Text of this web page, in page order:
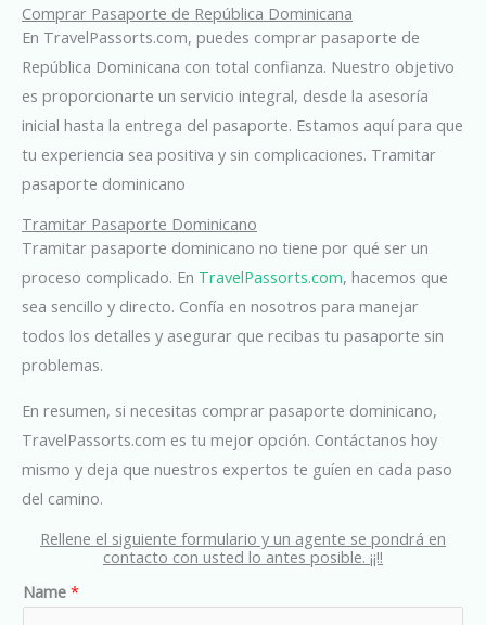
Comprar Pasaporte de República Dominicana
En TravelPassorts.com, puedes comprar pasaporte de
República Dominicana con total confianza. Nuestro objetivo
es proporcionarte un servicio integral, desde la asesoría
inicial hasta la entrega del pasaporte. Estamos aquí para que
tu experiencia sea positiva y sin complicaciones. Tramitar
pasaporte dominicano
Tramitar Pasaporte Dominicano
Tramitar pasaporte dominicano no tiene por qué ser un
proceso complicado. En TravelPassorts.com, hacemos que
sea sencillo y directo. Confía en nosotros para manejar
todos los detalles y asegurar que recibas tu pasaporte sin
problemas.
En resumen, si necesitas comprar pasaporte dominicano,
TravelPassorts.com es tu mejor opción. Contáctanos hoy
mismo y deja que nuestros expertos te guíen en cada paso
del camino.
Rellene el siguiente formulario y un agente se pondrá en
contacto con usted lo antes posible. ¡¡!!
Name *